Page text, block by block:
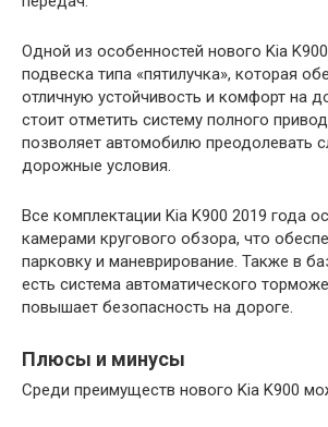
Одной из особенностей нового Kia
подвеска типа «пятилучка», которая
отличную устойчивость и комфорт на
стоит отметить систему полного
позволяет автомобилю преодолевать
дорожные условия.
Все комплектации Kia K900 2019 года
камерами кругового обзора, что
парковку и маневрирование. Также в
есть система автоматического
повышает безопасность на дороге.
Плюсы и минусы
Среди преимуществ нового Kia K900